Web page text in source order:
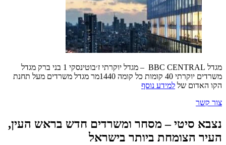
מגדל BBC CENTRAL – מגדל יוקרתי ז׳בוטינסקי 1 בני ברק מגדל
משרדים יוקרתי 40 קומות כל קומה 1440מר מגדל משרדים מעל תחנת
הקו האדום של למידע נוסף
צור קשר
נצבא סיטי – מסחר ומשרדים חדש בראש העין,
העיר הצומחת ביותר בישראל